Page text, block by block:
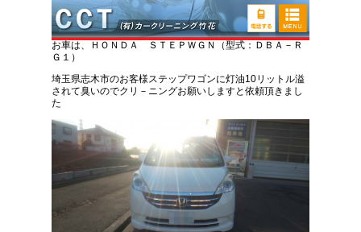
ホンダ ステップワゴン 灯油こぼし臭い取り車
内清掃
お車は、ＨＯＮＤＡ ＳＴＥＰＷＧＮ（型式：ＤＢＡ－Ｒ
Ｇ１）
埼玉県志木市のお客様ステップワゴンに灯油10リットル溢
されて臭いのでクリ－ニングお願いしますと依頼頂きまし
た